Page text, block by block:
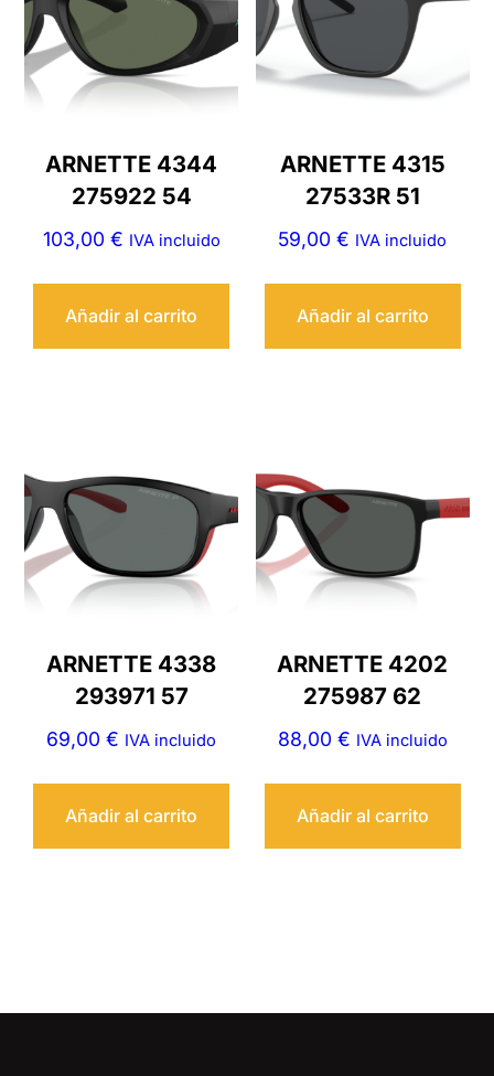
ARNETTE 4344
275922 54
103,00 € IVA incluido
Añadir al carrito
ARNETTE 4315
27533R 51
59,00€ IVA incluido
Añadir al carrito
ARNETTE 4338
293971 57
69,00€ IVA incluido
Añadir al carrito
ARNETTE 4202
275987 62
88,00 € IVA incluido
Añadir al carrito